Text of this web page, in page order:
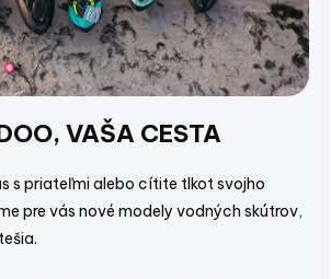
VAŠA CESTA
s priateľmi alebo cítite tlkot svojho
pre vás nové modely vodných skútrov,